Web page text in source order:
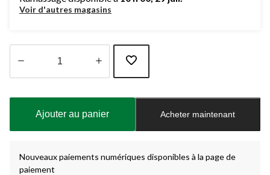
Voir d'autres magasins
à
Ajouter au panier Acheter maintenant
Nouveaux paiements numériques disponibles à la page de
paiement